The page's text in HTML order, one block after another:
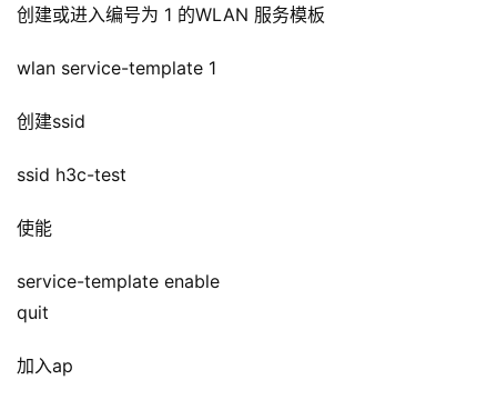
创建或进入编号为 1 的WLAN 服务模板
wlan service-template 1
创建ssid
ssid h3c-test
使能
service-template enable
quit
加入ap